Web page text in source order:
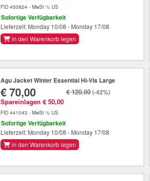
FID 450824 - MwSt % US
Sofortige Verfügbarkeit
Lieferzeit: Monday 10/08 - Monday 17/08
in den Warenkorb legen
Agu Jacket Winter Essential Hi-Vis Large
€ 70,00
Spareinlagen € 50,00
€ 120,00(-42%)
FID 441043 - MwSt % US
Sofortige Verfügbarkeit
Lieferzeit: Monday 10/08 - Monday 17/08
in den Warenkorb legen